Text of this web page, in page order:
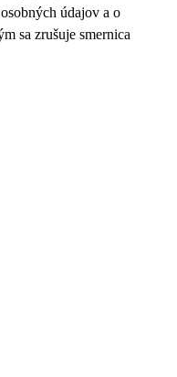
údajov a o
sa zrušuje smernica